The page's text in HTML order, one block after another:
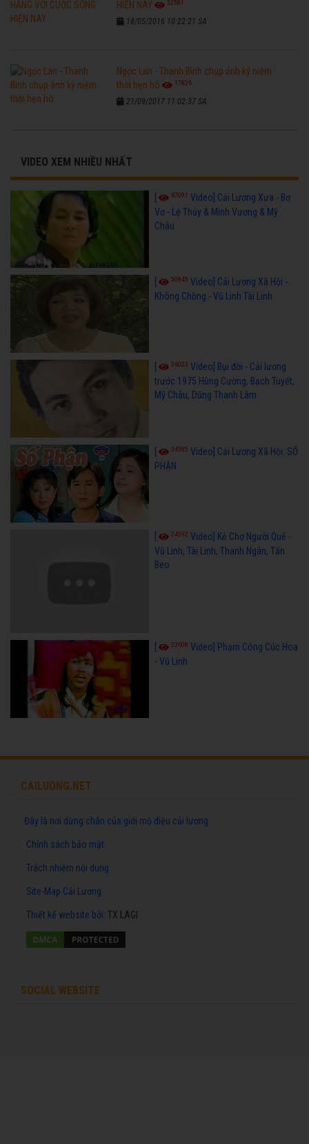
HIỆN NAY 32581
18/05/2016 10:22:21 SA
Ngọc Lan - Thanh Bình chụp ảnh kỷ niệm
thời hẹn hò
17826
21/09/2017 11:02:37 SA
VIDEO XEM NHIỀU NHẤT
[ 67091 Video] Cải Lương Xưa - Bơ
Vơ - Lệ Thủy & Minh Vương & Mỹ
Châu
50845 Video] Cải Lương Xã Hội -
Không Chồng - Vũ Linh Tài Linh
36023 Video] Bụi đời - Cải lương
trước 1975 Hùng Cường, Bạch Tuyết,
Mỹ Châu, Dũng Thanh Lâm
34585 Video] Cải Lương Xã Hội: SỐ
PHẬN
24592 Video] Kẻ Chợ Người Quê -
Vũ Linh, Tài Linh, Thanh Ngân, Tấn
Beo
23608 Video] Phạm Công Cúc Hoa
- Vũ Linh
CAILUONG.NET
Đây là nơi dừng chân của giới mộ điệu cải lương
Chính sách bảo mật
Trách nhiệm nội dung
Site-Map Cải Lương
Thiết kế website bởi: TX LAGI
SOCIAL WEBSITE